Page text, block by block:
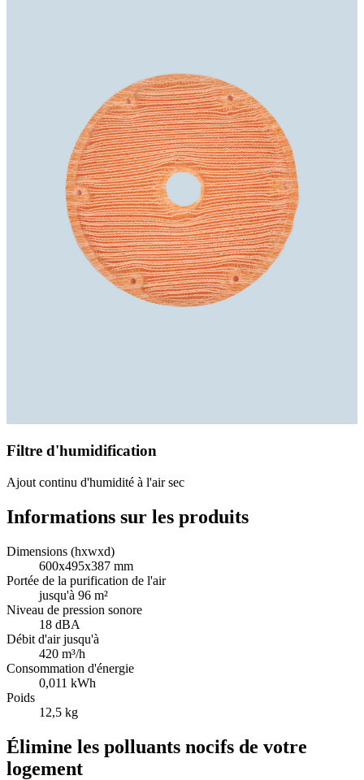
Filtre d'humidification
Ajout continu d'humidité à l'air sec
Informations sur les produits
Dimensions (hxwxd)
600x495x387 mm
Portée de la purification de l'air
jusqu'à 96 m²
Niveau de pression sonore
18 dBA
Débit d'air jusqu'à
420 m³/h
Consommation d'énergie
0,011 kWh
Poids
12,5 kg
Élimine les polluants nocifs de votre
logement